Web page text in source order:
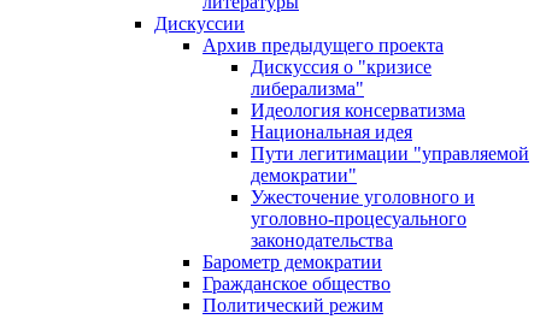
Дискуссии
Архив предыдущего проекта
Дискуссия о "кризисе
либерализма"
Идеология консерватизма
Национальная идея
Пути легитимации "управляемой
демократии"
Ужесточение уголовного и
уголовно-процесуального
законодательства
Барометр демократии
Гражданское общество
Политический режим